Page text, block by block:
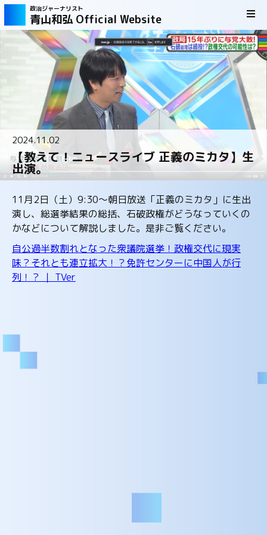
政治ジャーナリスト
青山和弘 Official Website
2024.11.02
【教えて！ニュースライブ 正義のミカタ】生
出演。
11月2日（土）9:30～朝日放送「正義のミカタ」に生出
演し、総選挙結果の総括、石破政権がどうなっていくの
かなどについて解説しました。是非ご覧ください。
自公過半数割れとなった衆議院選挙！政権交代に現実
味？それとも連立拡大！？免許センターに中国人が行
列！？ ｜ TVer